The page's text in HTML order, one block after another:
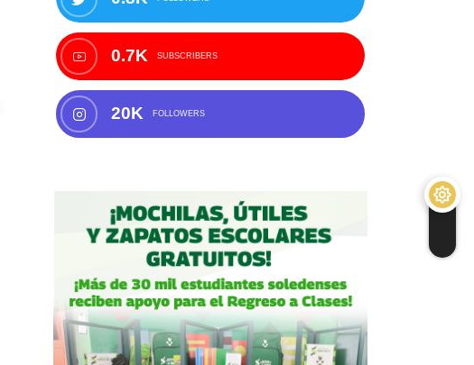
0.7K SUBSCRIBERS
20K FOLLOWERS